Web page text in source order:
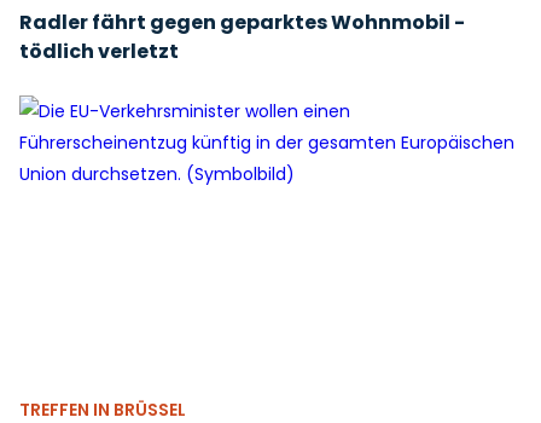
Radler fährt gegen geparktes Wohnmobil -
tödlich verletzt
TREFFEN IN BRÜSSEL